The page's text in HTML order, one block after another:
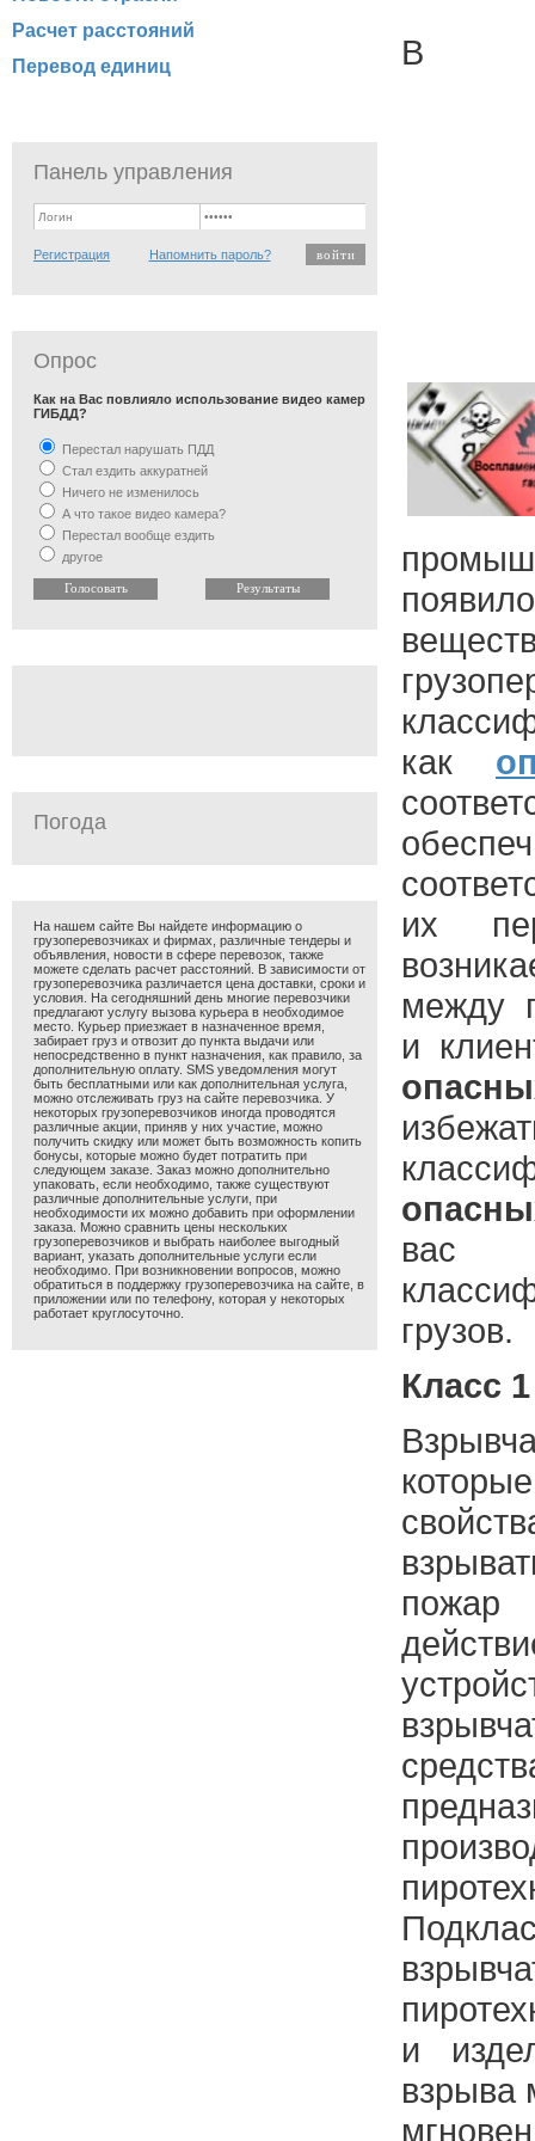
Расчет расстояний
Перевод единиц
Панель управления
Регистрация Напомнить пароль?
Опрос
Как на Вас повлияло использование видео камер
ГИБДД?
Перестал нарушать ПДД
Стал ездить аккуратней
Ничего не изменилось
А что такое видео камера?
Перестал вообще ездить
другое
Погода
На нашем сайте Вы найдете информацию о
грузоперевозчиках и фирмах, различные тендеры и
объявления, новости в сфере перевозок, также
можете сделать расчет расстояний. В зависимости от
грузоперевозчика различается цена доставки, сроки и
условия. На сегодняшний день многие перевозчики
предлагают услугу вызова курьера в необходимое
место. Курьер приезжает в назначенное время,
забирает груз и отвозит до пункта выдачи или
непосредственно в пункт назначения, как правило, за
дополнительную оплату. SMS уведомления могут
быть бесплатными или как дополнительная услуга,
можно отслеживать груз на сайте перевозчика. У
некоторых грузоперевозчиков иногда проводятся
различные акции, приняв у них участие, можно
получить скидку или может быть возможность копить
бонусы, которые можно будет потратить при
следующем заказе. Заказ можно дополнительно
упаковать, если необходимо, также существуют
различные дополнительные услуги, при
необходимости их можно добавить при оформлении
заказа. Можно сравнить цены нескольких
грузоперевозчиков и выбрать наиболее выгодный
вариант, указать дополнительные услуги если
необходимо. При возникновении вопросов, можно
обратиться в поддержку грузоперевозчика на сайте, в
приложении или по телефону, которая у некоторых
работает круглосуточно.
В
как
их
между
и
вас
грузов.
Класс 1
и
взрыва